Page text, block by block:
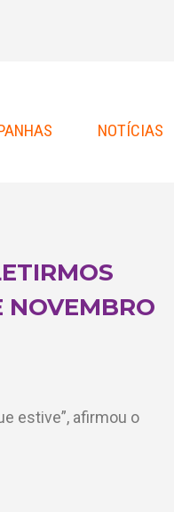
NOTÍCIAS
NOVEMBRO
estive”, afirmou o